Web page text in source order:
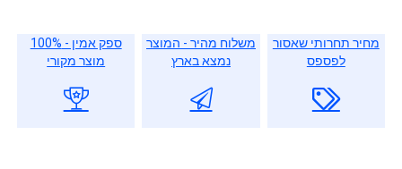
מחיר תחרותי שאסור
לפספס
משלוח מהיר - המוצר
נמצא בארץ
ספק אמין - 100%
מוצר מקורי